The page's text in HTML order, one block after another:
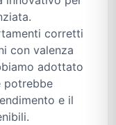
corretti
con valenza
adottato
potrebbe
e il